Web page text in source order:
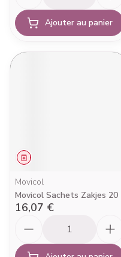
Ajouter au panier
Médicament
Movicol
Movicol Sachets Zakjes 20
16,07 €